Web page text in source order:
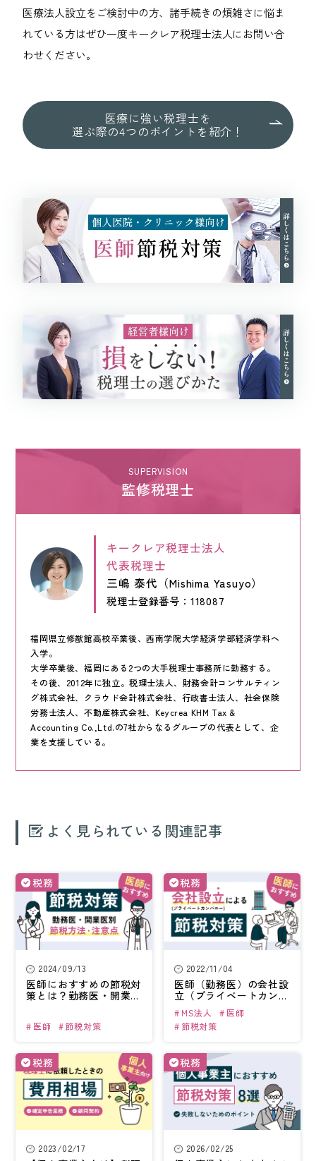
医療法人設立をご検討中の方、諸手続きの煩雑さに悩ま
れている方はぜひ一度キークレア税理士法人にお問い合
わせください。
医療に強い税理士を
選ぶ際の4つのポイントを紹介！
SUPERVISION
監修税理士
キークレア税理士法人
代表税理士
三嶋 泰代（Mishima Yasuyo）
税理士登録番号：118087
福岡県立修猷館高校卒業後、西南学院大学経済学部経済学科へ
入学。
大学卒業後、福岡にある2つの大手税理士事務所に勤務する。
その後、2012年に独立。税理士法人、財務会計コンサルティン
グ株式会社、クラウド会計株式会社、行政書士法人、社会保険
労務士法人、不動産株式会社、Keycrea KHM Tax &
Accounting Co.,Ltd.の7社からなるグループの代表として、企
業を支援している。
よく見られている関連記事
税務
2024/09/13
医師におすすめの節税対
策とは？ 勤務医・開業医
医師 節税対策
税務
2022/11/04
医師（勤務医）の会社設
立（プライベートカンパ
ニー） による節税対策
MS法人
医師
節税対策
税務
2023/02/17
税務
2026/02/25